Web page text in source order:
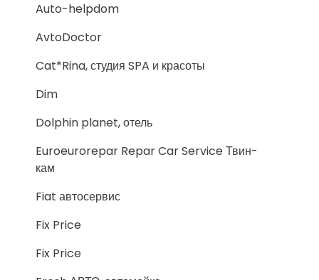
Auto-helpdom
AvtoDoctor
Cat*Rina, студия SPA и красоты
Dim
Dolphin planet, отель
Euroeurorepar Repar Car Service Твин-
кам
Fiat автосервис
Fix Price
Fix Price